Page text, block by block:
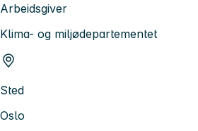
Arbeidsgiver
Klima- og miljødepartementet
Sted
Oslo